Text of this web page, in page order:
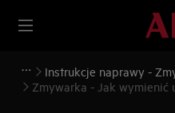
Instrukcje naprawy -
Zmywarka - Jak wymienić